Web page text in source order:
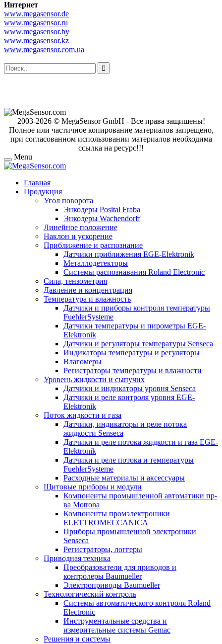
Интернет
www.megasensor.de
www.megasensor.ru
www.megasensor.by
www.megasensor.kz
www.megasensor.com.ua
2003-2026 © MegaSensor GmbH - Все права защищены!
Полное или частичное копирование материалов запрещено,
при согласованном использовании материалов необходима
ссылка на ресурс!!!
Menu
Главная
Продукция
Угол поворота
Энкодеры Posital Fraba
Энкодеры Wachendorff
Линейное положение
Наклон и ускорение
Приближение и распознание
Датчики приближения EGE-Elektronik
Металлодетекторы
Системы распознавания Roland Electronic
Сила, тензометрия
Давление и концентрация
Температура и влажность
Датчики и приборы контроля температуры
FuehlerSysteme
Датчики температуры и пирометры EGE-
Elektronik
Датчики и регуляторы температуры Senseca
Индикаторы температуры и регуляторы
Влагомеры
Регистраторы температуры и влажности
Уровень жидкости и сыпучих
Датчики и индикаторы уровня Senseca
Датчики и реле контроля уровня EGE-
Elektronik
Поток жидкости и газа
Датчики, индикаторы и реле потока
жидкости Senseca
Датчики и реле потока жидкости и газа EGE-
Elektronik
Датчики и реле потока и температуры
FuehlerSysteme
Расходные материалы и аксессуары
Щитовые приборы и модули
Компоненты промышленной автоматики пр-
ва Motrona
Компоненты промэлектроники
ELETTROMECCANICA
Приборы промышленной электроники
Senseca
Регистраторы, логгеры
Приводная техника
Преобразователи для приводов и
контролеры Baumueller
Электроприводы Baumueller
Технологический контроль
Системы автоматического контроля Roland
Electronic
Инструментальные средства и
измерительные системы Gemac
Решения и системы